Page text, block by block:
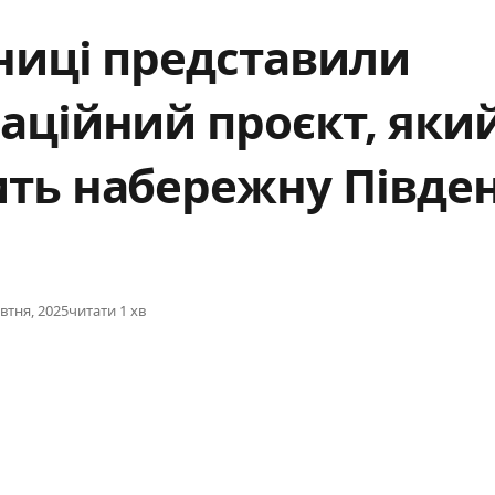
представили
проєкт,
набережну
2025читати 1 хв